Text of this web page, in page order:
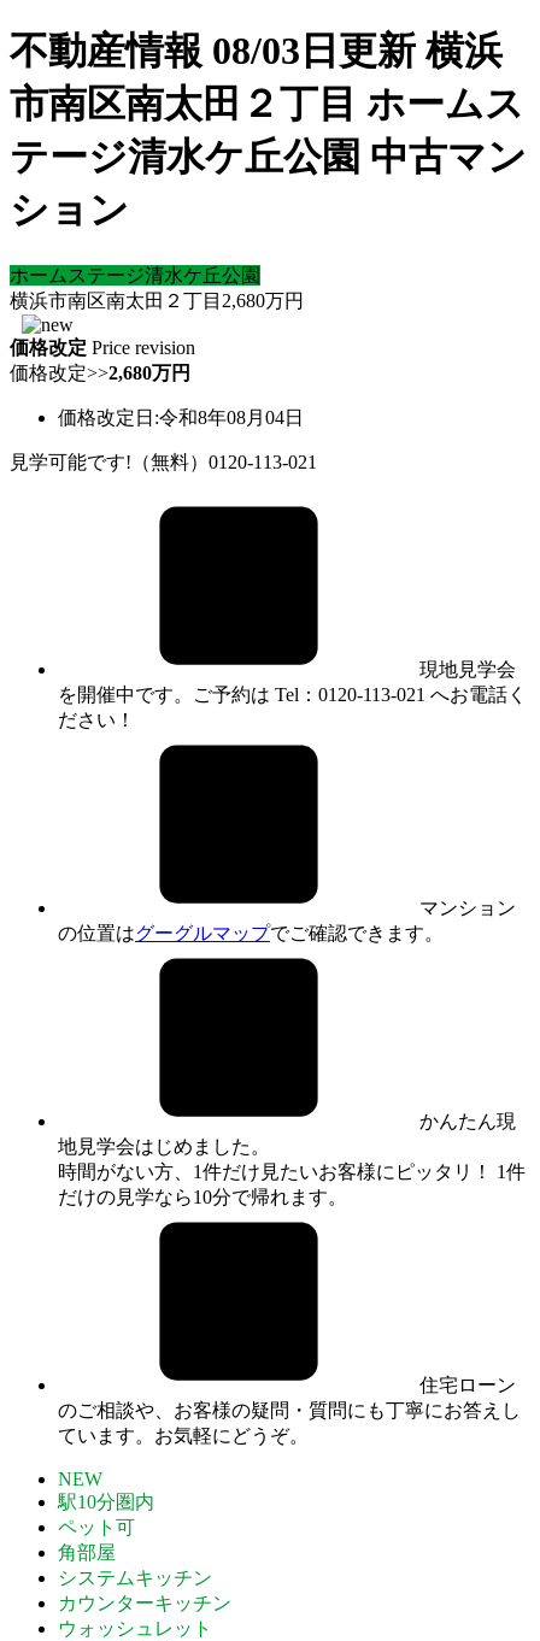
不動産情報 08/03日更新 横浜
市南区南太田２丁目 ホームス
テージ清水ケ丘公園 中古マン
ション
ホームステージ清水ケ丘公園
横浜市南区南太田２丁目 2,680万円
価格改定 Price revision
価格改定>>2,680万円
価格改定日:令和8年08月04日
見学可能です!（無料）0120-113-021
現地見学会
を開催中です。ご予約は Tel：0120-113-021 へお電話く
ださい！
マンション
の位置はグーグルマップでご確認できます。
かんたん現
地見学会はじめました。
時間がない方、1件だけ見たいお客様にピッタリ！ 1件
だけの見学なら10分で帰れます。
住宅ローン
のご相談や、お客様の疑問・質問にも丁寧にお答えし
ています。お気軽にどうぞ。
NEW
駅10分圏内
ペット可
角部屋
システムキッチン
カウンターキッチン
ウォッシュレット